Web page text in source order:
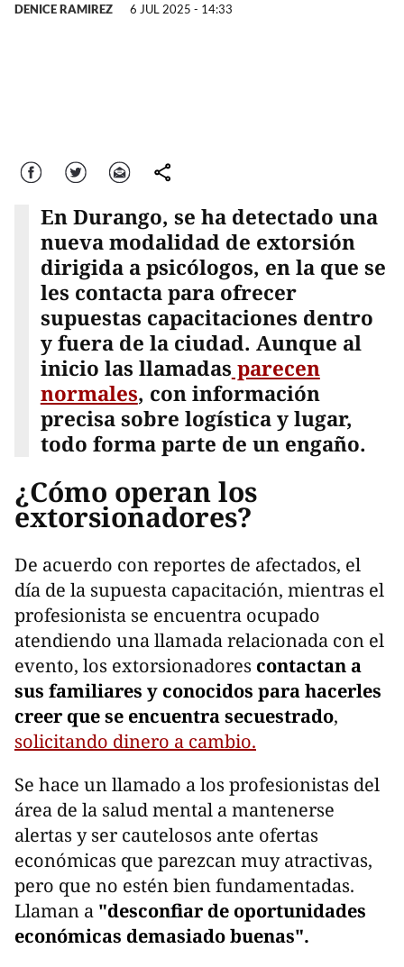
DENICE RAMIREZ 6 JUL 2025 - 14:33
Facebook Twitter Correo comparte
En Durango, se ha detectado una
nueva modalidad de extorsión
dirigida a psicólogos, en la que se
les contacta para ofrecer
supuestas capacitaciones dentro
y fuera de la ciudad. Aunque al
inicio las llamadas parecen
normales, con información
precisa sobre logística y lugar,
todo forma parte de un engaño.
¿Cómo operan los
extorsionadores?
De acuerdo con reportes de afectados, el
día de la supuesta capacitación, mientras el
profesionista se encuentra ocupado
atendiendo una llamada relacionada con el
evento, los extorsionadores contactan a
sus familiares y conocidos para hacerles
creer que se encuentra secuestrado,
solicitando dinero a cambio.
Se hace un llamado a los profesionistas del
área de la salud mental a mantenerse
alertas y ser cautelosos ante ofertas
económicas que parezcan muy atractivas,
pero que no estén bien fundamentadas.
Llaman a "desconfiar de oportunidades
económicas demasiado buenas".